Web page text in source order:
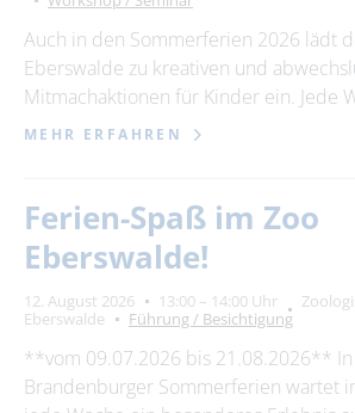
Auch in den Sommerferien 2026 lädt
Eberswalde zu kreativen und
Mitmachaktionen für Kinder ein. Jede
MEHR ERFAHREN
Ferien-Spaß im Zoo
Eberswalde!
12. August 2026 13:00 – 14:00 Uhr
Eberswalde
Führung / Besichtigung
**vom 09.07.2026 bis 21.08.2026**
Brandenburger Sommerferien wartet